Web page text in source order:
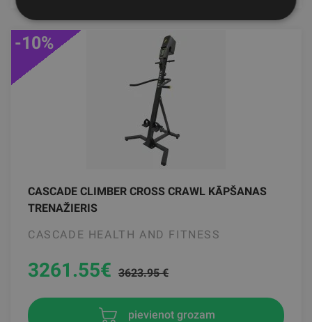
CASCADE CLIMBER CROSS CRAWL KĀPŠANAS
TRENAŽIERIS
CASCADE HEALTH AND FITNESS
-10%
3261.55€ 3623.95 €
pievienot grozam